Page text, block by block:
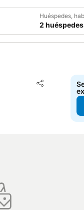
Huéspedes,
2
Compartir
Añadir